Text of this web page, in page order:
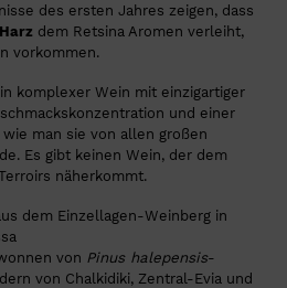
des ersten Jahres zeigen, dass
dem Retsina Aromen verleiht,
vorkommen.
komplexer Wein mit einzigartiger
und einer
man sie von allen großen
Es gibt keinen Wein, der dem
näherkommt.
dem Einzellagen-Weinberg in
von Pinus halepensis-
von Chalkidiki, Zentral-Evia und